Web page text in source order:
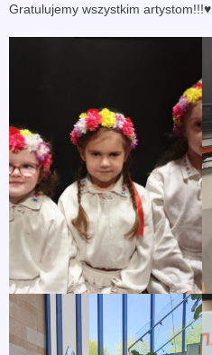
Gratulujemy wszystkim artystom!!!♥️